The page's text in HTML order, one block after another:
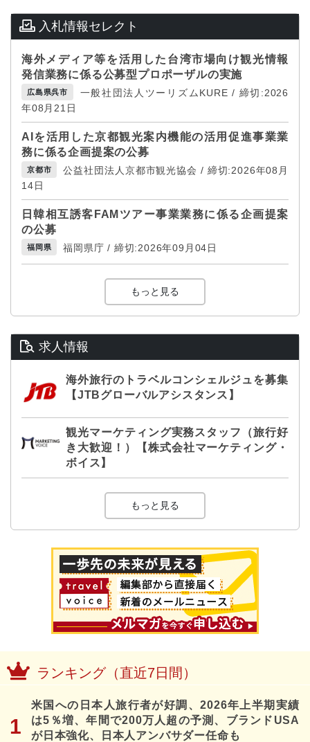
入札情報セレクト
海外メディア等を活用した台湾市場向け観光情報
発信業務に係る公募型プロポーザルの実施
広島県呉市
一般社団法人ツーリズムKURE / 締切:2026
年08月21日
AIを活用した京都観光案内機能の活用促進事業業
務に係る企画提案の公募
京都市
公益社団法人京都市観光協会 / 締切:2026年08月
14日
日韓相互誘客FAMツアー事業業務に係る企画提案
の公募
福岡県 福岡県庁 / 締切:2026年09月04日
もっと見る
求人情報
海外旅行のトラベルコンシェルジュを募集
【JTBグローバルアシスタンス】
観光マーケティング実務スタッフ（旅行好
き大歓迎！）【株式会社マーケティング・
ボイス】
もっと見る
ランキング（直近7日間）
米国への日本人旅行者が好調、2026年上半期実績
は5％増、年間で200万人超の予測、ブランドUSA
が日本強化、日本人アンバサダー任命も